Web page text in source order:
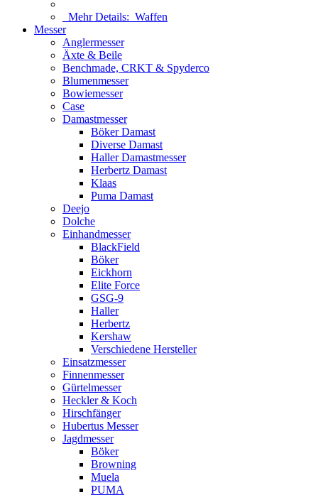
Mehr Details: Waffen
Messer
Anglermesser
Äxte & Beile
Benchmade, CRKT & Spyderco
Blumenmesser
Bowiemesser
Case
Damastmesser
Böker Damast
Diverse Damast
Haller Damastmesser
Herbertz Damast
Klaas
Puma Damast
Deejo
Dolche
Einhandmesser
BlackField
Böker
Eickhorn
Elite Force
GSG-9
Haller
Herbertz
Kershaw
Verschiedene Hersteller
Einsatzmesser
Finnenmesser
Gürtelmesser
Heckler & Koch
Hirschfänger
Hubertus Messer
Jagdmesser
Böker
Browning
Muela
PUMA